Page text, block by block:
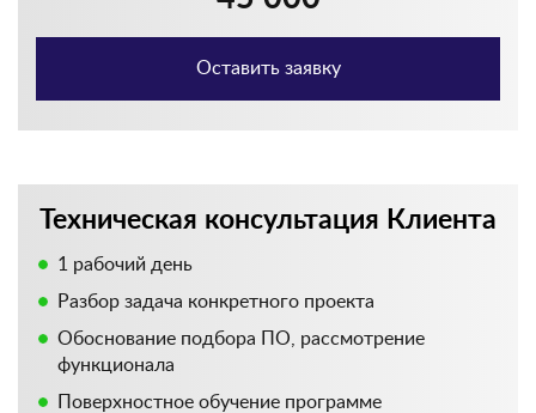
Оставить заявку
Техническая консультация Клиента
1 рабочий день
Разбор задача конкретного проекта
Обоснование подбора ПО, рассмотрение
функционала
Поверхностное обучение программе